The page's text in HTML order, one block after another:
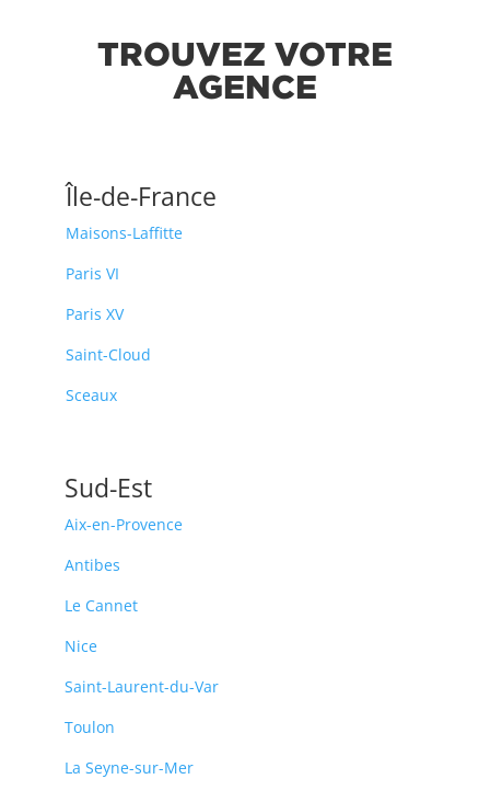
TROUVEZ VOTRE
AGENCE
Île-de-France
Maisons-Laffitte
Paris VI
Paris XV
Saint-Cloud
Sceaux
Sud-Est
Aix-en-Provence
Antibes
Le Cannet
Nice
Saint-Laurent-du-Var
Toulon
La Seyne-sur-Mer